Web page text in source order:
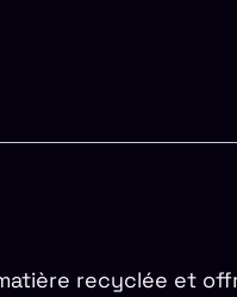
recyclée et